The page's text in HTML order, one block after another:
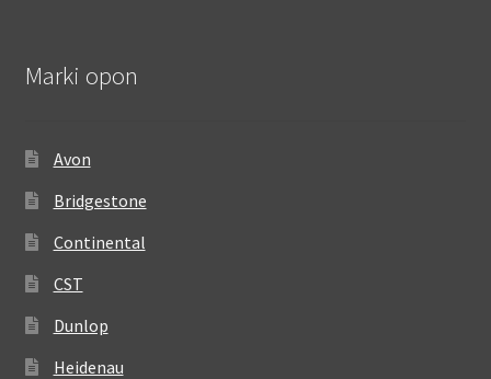
Marki opon
Avon
Bridgestone
Continental
CST
Dunlop
Heidenau